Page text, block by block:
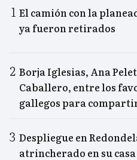
El camión con la
ya fueron retirados
Borja Iglesias, Ana
Caballero, entre los
gallegos para
Despliegue en
atrincherado en su casa